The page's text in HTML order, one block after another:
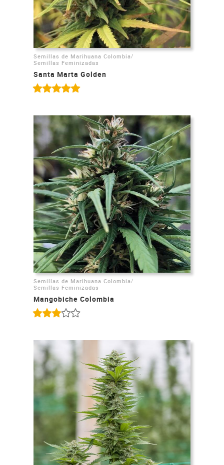
Semillas de Marihuana Colombia/
Semillas Feminizadas
Santa Marta Golden
Semillas de Marihuana Colombia /
Semillas Feminizadas
Mangobiche Colombia